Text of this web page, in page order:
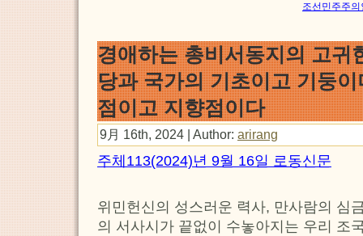
조선민주주
경애하는 총비서동지의 고
당과 국가의 기초이고 기둥
점이고 지향점이다
9月 16th, 2024 | Author: arirang
주체113(2024)년 9월 16일 로동신문
위민헌신의 성스러운 력사, 만사람의 심
의 서사시가 끝없이 수놓아지는 우리 조